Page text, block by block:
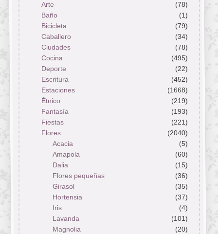
Arte
(78)
Baño
(1)
Bicicleta
(79)
Caballero
(34)
Ciudades
(78)
Cocina
(495)
Deporte
(22)
Escritura
(452)
Estaciones
(1668)
Étnico
(219)
Fantasía
(193)
Fiestas
(221)
Flores
(2040)
Acacia
(5)
Amapola
(60)
Dalia
(15)
Flores pequeñas
(36)
Girasol
(35)
Hortensia
(37)
Iris
(4)
Lavanda
(101)
Magnolia
(20)